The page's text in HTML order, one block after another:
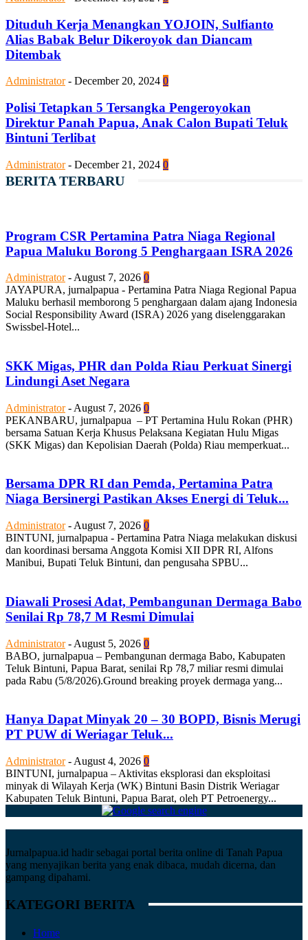
Dituduh Kerja Menangkan YOJOIN, Sulfianto
Alias Babak Belur Dikeroyok dan Diancam
Ditembak
Administrator - December 20, 2024 0
Polisi Tetapkan 5 Tersangka Pengeroyokan
Direktur Panah Papua, Anak Calon Bupati Teluk
Bintuni Terlibat
Administrator - December 21, 2024 0
BERITA TERBARU
Program CSR Pertamina Patra Niaga Regional
Papua Maluku Borong 5 Penghargaan ISRA 2026
Administrator - August 7, 2026 0
JAYAPURA, jurnalpapua - Pertamina Patra Niaga Regional Papua
Maluku berhasil memborong 5 penghargaan dalam ajang Indonesia
Social Responsibility Award (ISRA) 2026 yang diselenggarakan
Swissbel-Hotel...
SKK Migas, PHR dan Polda Riau Perkuat Sinergi
Lindungi Aset Negara
Administrator - August 7, 2026 0
PEKANBARU, jurnalpapua – PT Pertamina Hulu Rokan (PHR)
bersama Satuan Kerja Khusus Pelaksana Kegiatan Hulu Migas
(SKK Migas) dan Kepolisian Daerah (Polda) Riau memperkuat...
Bersama DPR RI dan Pemda, Pertamina Patra
Niaga Bersinergi Pastikan Akses Energi di Teluk...
Administrator - August 7, 2026 0
BINTUNI, jurnalpapua - Pertamina Patra Niaga melakukan diskusi
dan koordinasi bersama Anggota Komisi XII DPR RI, Alfons
Manibui, Bupati Teluk Bintuni, dan pengusaha SPBU...
Diawali Prosesi Adat, Pembangunan Dermaga Babo
Senilai Rp 78,7 M Resmi Dimulai
Administrator - August 5, 2026 0
BABO, jurnalpapua – Pembangunan dermaga Babo, Kabupaten
Teluk Bintuni, Papua Barat, senilai Rp 78,7 miliar resmi dimulai
pada Rabu (5/8/2026).Ground breaking proyek dermaga yang...
Hanya Dapat Minyak 20 – 30 BOPD, Bisnis Merugi
PT PUW di Weriagar Teluk...
Administrator - August 4, 2026 0
BINTUNI, jurnalpapua – Aktivitas eksplorasi dan eksploitasi
minyak di Wilayah Kerja (WK) Bintuni Basin Distrik Weriagar
Kabupaten Teluk Bintuni, Papua Barat, oleh PT Petroenergy...
Jurnalpapua.id hadir sebagai portal berita online di Tanah Papua
yang menyajikan berita yang enak dibaca, mudah dicerna, dan
gampang dipahami.
KATEGORI BERITA
Home